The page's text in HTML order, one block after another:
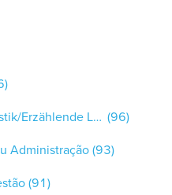
PBS / Belletristik/Erzählende Literatur (96)
Administração(93)
(91)